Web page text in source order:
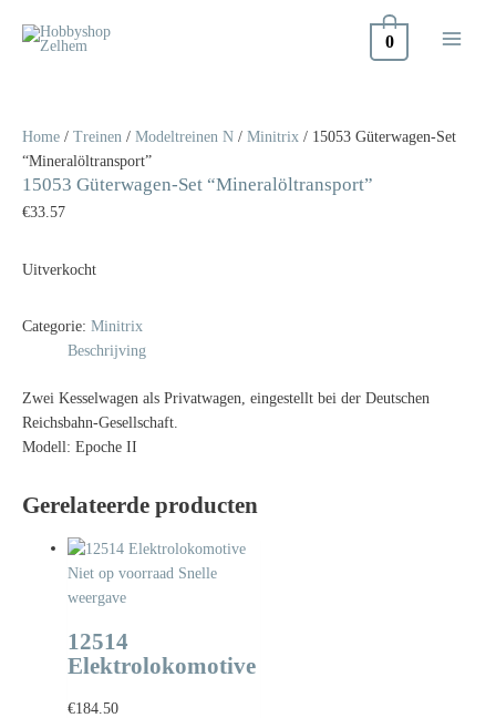
naar
0
Home / Treinen / Modeltreinen N / Minitrix / 15053 Güterwagen-Set
“Mineralöltransport”
15053 Güterwagen-Set “Mineralöltransport”
€33.57
Uitverkocht
Categorie: Minitrix
Beschrijving
Zwei Kesselwagen als Privatwagen, eingestellt bei der Deutschen
Reichsbahn-Gesellschaft.
Modell: Epoche II
Gerelateerde producten
Niet op voorraad Snelle
weergave
12514
Elektrolokomotive
€184.50